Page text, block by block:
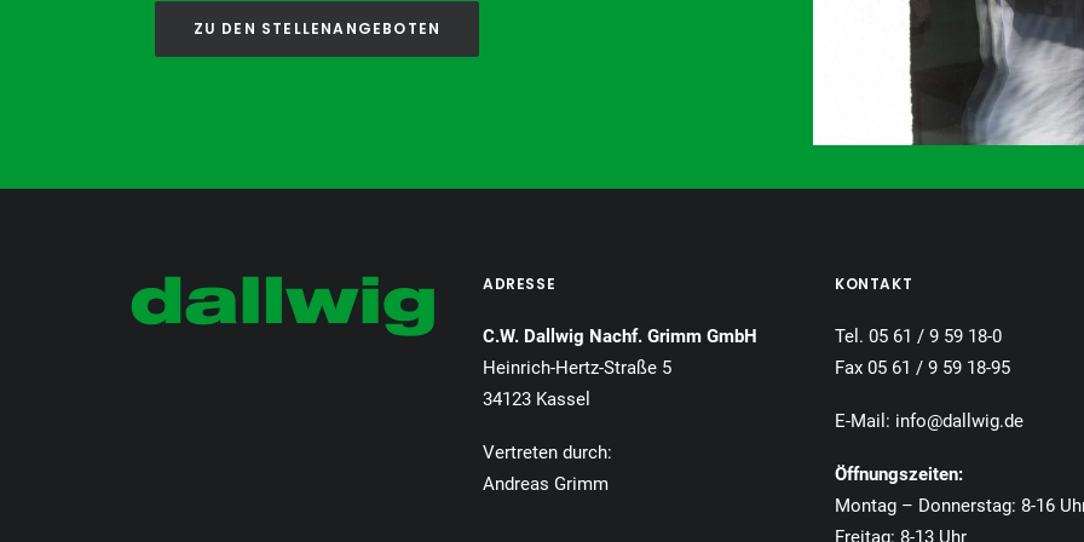
ZU DEN STELLENANGEBOTEN
ADRESSE
C.W. Dallwig Nachf. Grimm GmbH
Heinrich-Hertz-Straße 5
34123 Kassel
Vertreten durch:
Andreas Grimm
KONTAKT
Tel. 05 61 / 9 59 18-0
Fax 05 61 / 9 59 18-95
E-Mail: info@dallwig.de
Öffnungszeiten:
Montag – Donnerstag: 8-16
Freitag: 8-13 Uhr